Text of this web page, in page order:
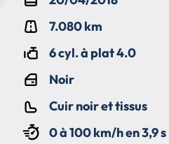
7.080 km
6 cyl. à plat 4.0
Noir
Cuir noir et tissus
0 à 100 km/h en 3,9 s